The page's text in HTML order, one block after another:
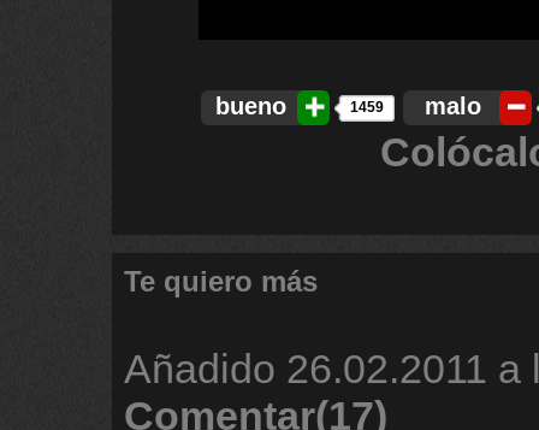
bueno 1459 malo
Te quiero más
Añadido 26.02.2011 a
Comentar(17)